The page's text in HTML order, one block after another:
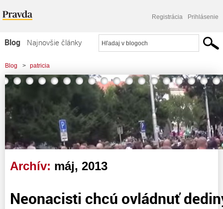
Registrácia Prihlásenie
Blog
Najnovšie články
Najčítanejšie články
Najkomentovanejšie články
Zoznam blogov
Komerčné blogy
Blog > patricia
Archív: máj, 2013
Neonacisti chcú ovládnuť